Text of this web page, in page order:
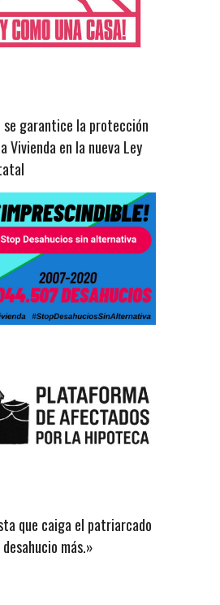
se garantice la protección
Vivienda en la nueva Ley
que caiga el patriarcado
más.»